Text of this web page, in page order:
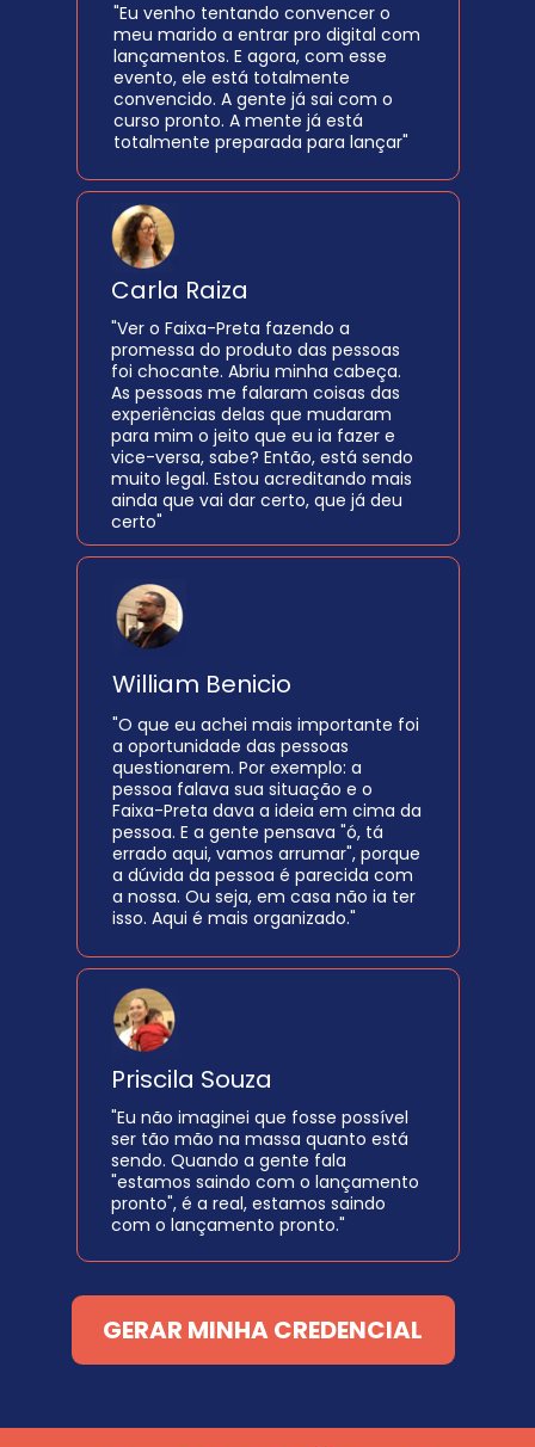
Carla Raiza
"Ver o Faixa-Preta fazendo a
promessa do produto das pessoas
foi chocante. Abriu minha cabeça.
As pessoas me falaram coisas das
experiências delas que mudaram
para mim o jeito que eu ia fazer e
vice-versa, sabe? Então, está sendo
muito legal. Estou acreditando mais
ainda que vai dar certo, que já deu
certo"
"Eu venho tentando convencer o
meu marido a entrar pro digital com
lançamentos. E agora, com esse
evento, ele está totalmente
convencido. A gente já sai com o
curso pronto. A mente já está
totalmente preparada para lançar"
William Benicio
Priscila Souza
"O que eu achei mais importante foi
a oportunidade das pessoas
questionarem. Por exemplo: a
pessoa falava sua situação e o
Faixa-Preta dava a ideia em cima da
pessoa. E a gente pensava "ó, tá
errado aqui, vamos arrumar", porque
a dúvida da pessoa é parecida com
a nossa. Ou seja, em casa não ia ter
isso. Aqui é mais organizado."
"Eu não imaginei que fosse possível
ser tão mão na massa quanto está
sendo. Quando a gente fala
"estamos saindo com o lançamento
pronto", é a real, estamos saindo
com o lançamento pronto."
GERAR MINHA CREDENCIAL